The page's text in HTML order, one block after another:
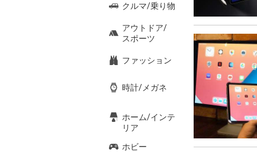
クルマ/乗り物
アウトドア/
スポーツ
ファッション
時計/メガネ
ホーム/インテ
リア
ホビー